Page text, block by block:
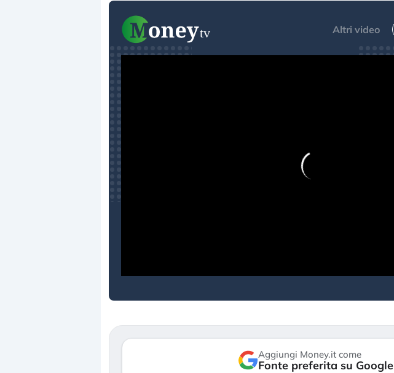
Altri video
Aggiungi Money.it come
Fonte preferita su Google
Dalle valutazioni estreme alla
correzione. Cosa sta guidando il